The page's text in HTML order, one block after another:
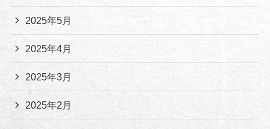
2025年5月
2025年4月
2025年3月
2025年2月